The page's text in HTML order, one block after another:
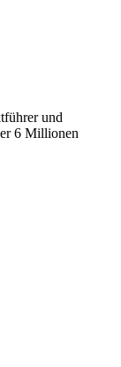
und
6 Millionen